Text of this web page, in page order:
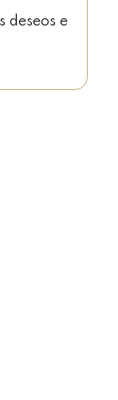
deseos e